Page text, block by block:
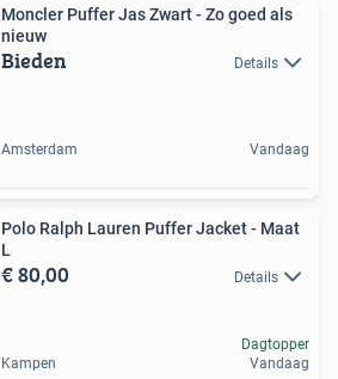
Moncler Puffer Jas Zwart - Zo goed als
nieuw
Bieden Details
Amsterdam Vandaag
Polo Ralph Lauren Puffer Jacket - Maat
L
€ 80,00 Details
Kampen
Dagtopper
Vandaag